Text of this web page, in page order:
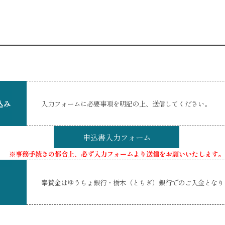
み 入力フォームに必要事項を明記の上、送信してください。
申込書入力フォーム
※事務手続きの都合上、必ず入力フォームより送信をお願いいたします。
奉賛金はゆうちょ銀行・栃木（とちぎ）銀行でのご入金とな